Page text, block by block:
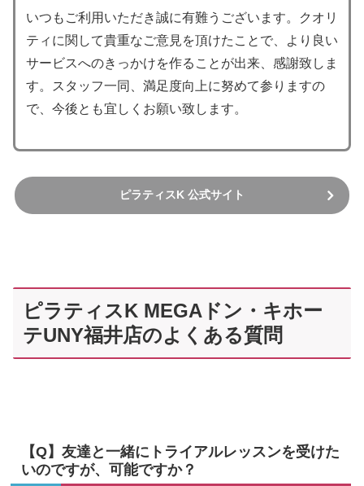
いつもご利用いただき誠に有難うございます。クオリ
ティに関して貴重なご意見を頂けたことで、より良い
サービスへのきっかけを作ることが出来、感謝致しま
す。スタッフ一同、満足度向上に努めて参りますの
で、今後とも宜しくお願い致します。
ピラティスK 公式サイト
ピラティスK MEGAドン・キホー
テUNY福井店のよくある質問
【Q】友達と一緒にトライアルレッスンを受けた
いのですが、可能ですか？